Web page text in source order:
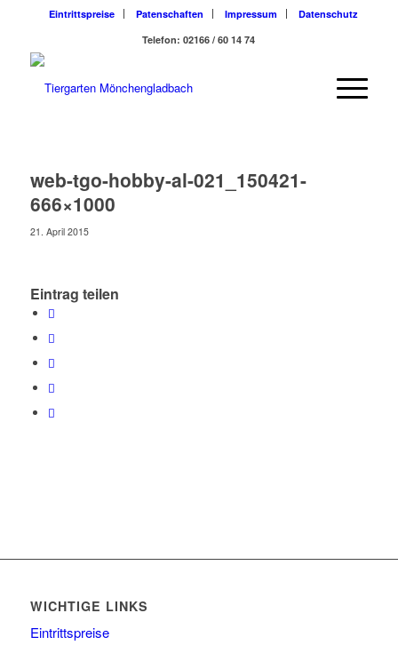
Eintrittspreise Patenschaften Impressum
Datenschutz
Telefon: 02166 / 60 14 74
web-tgo-hobby-al-021_150421-
666×1000
21. April 2015
Eintrag teilen
WICHTIGE LINKS
Eintrittspreise